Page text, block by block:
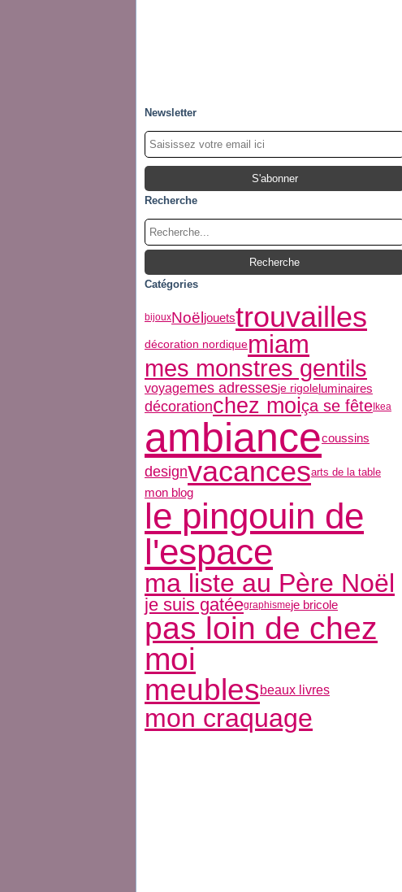
Newsletter
Recherche
Catégories
bijouxNoëljouetstrouvailles
décoration nordiquemiam
mes monstres gentils
voyagemes adressesje rigoleluminaires
décorationchez moiça se fêteIkea
ambiancecoussins
designvacancesarts de la table
mon blog
le pingouin de
l'espace
ma liste au Père Noël
je suis gatéegraphismeje bricole
pas loin de chez
moi
meublesbeaux livres
mon craquage